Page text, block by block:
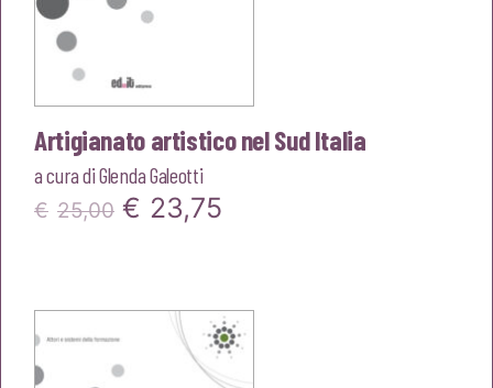
Artigianato artistico nel Sud Italia
a cura diGlenda Galeotti
€ 25,00 Il
€25,00.
€ 23,75
è:
€23,75.